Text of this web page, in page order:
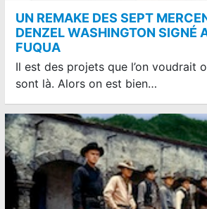
UN REMAKE DES SEPT
DENZEL WASHINGTON SIGNÉ
FUQUA
Il est des projets que l’on voudrait
sont là. Alors on est bien…